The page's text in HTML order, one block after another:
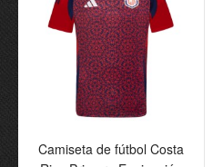
Camiseta de fútbol Costa
Rica Primera Equipación
2024 - Hombre
Camiseta de fútbol Costa